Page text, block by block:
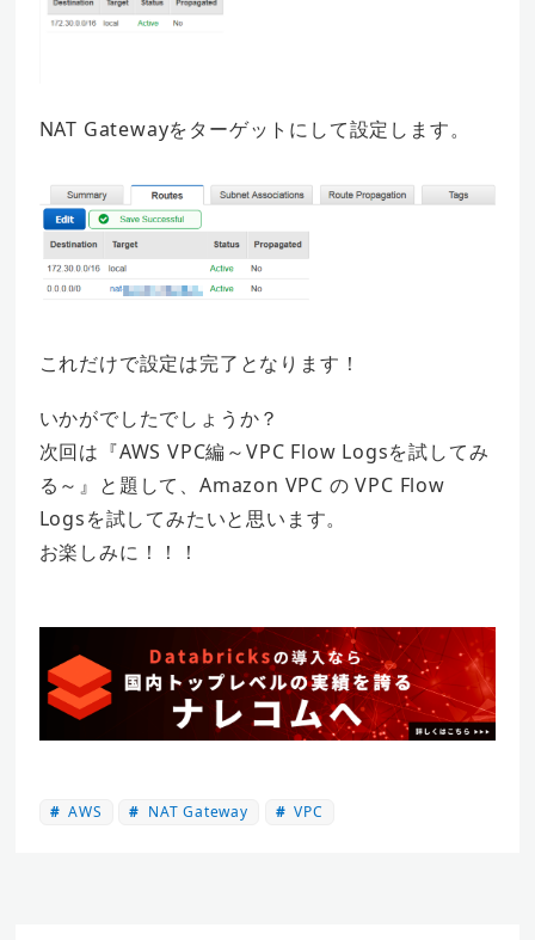
NAT Gatewayをターゲットにして設定します。
これだけで設定は完了となります！
いかがでしたでしょうか？
次回は『AWS VPC編～VPC Flow Logsを試してみ
る～』と題して、Amazon VPC の VPC Flow
Logsを試してみたいと思います。
お楽しみに！！！
AWS NAT Gateway VPC